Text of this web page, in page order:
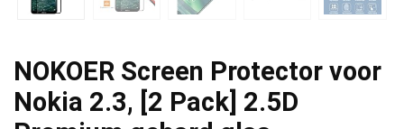
NOKOER Screen Protector voor
Nokia 2.3, [2 Pack] 2.5D